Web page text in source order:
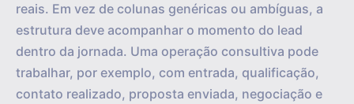
reais. Em vez de colunas genéricas ou ambíguas, a
estrutura deve acompanhar o momento do lead
dentro da jornada. Uma operação consultiva pode
trabalhar, por exemplo, com entrada, qualificação,
contato realizado, proposta enviada, negociação e